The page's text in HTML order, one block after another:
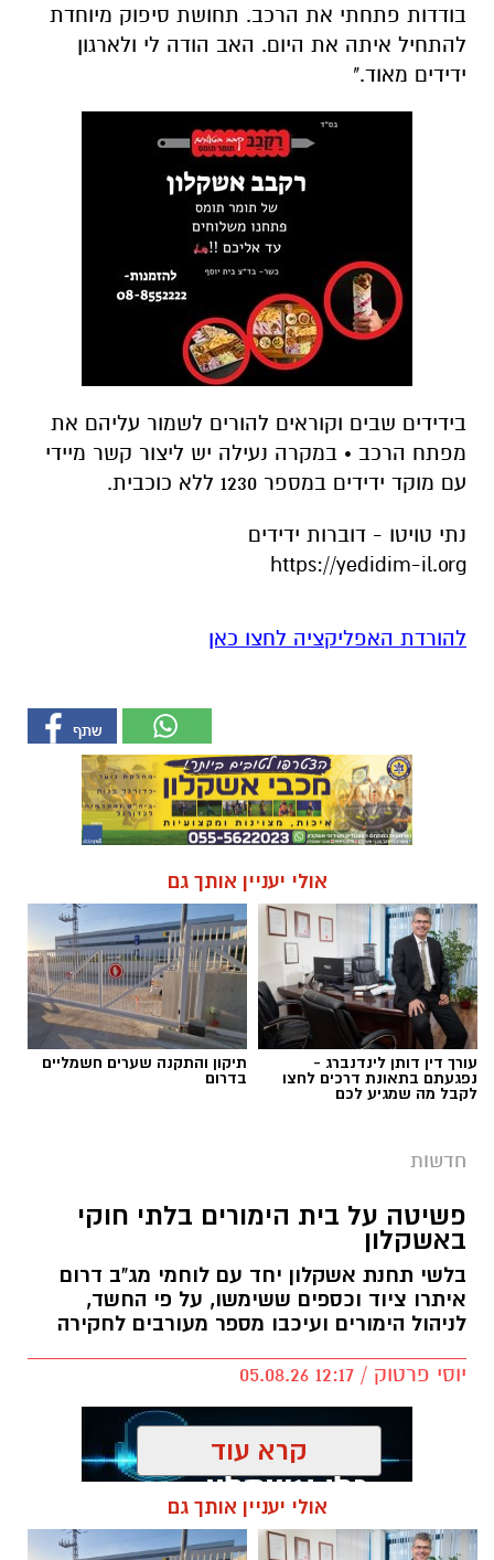
בודדות פתחתי את הרכב. תחושת סיפוק מיוחדת
להתחיל איתה את היום. האב הודה לי ולארגון
ידידים מאוד."
בידידים שבים וקוראים להורים לשמור עליהם את
מפתח הרכב • במקרה נעילה יש ליצור קשר מיידי
עם מוקד ידידים במספר 1230 ללא כוכבית.
נתי טויטו - דוברות ידידים
https://yedidim-il.org
להורדת האפליקציה לחצו כאן
אולי יעניין אותך גם
עורך דין דותן לינדנברג -
נפגעתם בתאונת דרכים לחצו
לקבל מה שמגיע לכם
תיקון והתקנה שערים חשמליים
בדרום
חדשות
פשיטה על בית הימורים בלתי חוקי
באשקלון
בלשי תחנת אשקלון יחד עם לוחמי מג"ב דרום
איתרו ציוד וכספים ששימשו, על פי החשד,
לניהול הימורים ועיכבו מספר מעורבים לחקירה
יוסי פרטוק / 12:17 05.08.26
תגים:פשיטה על בית הימורים
קרא עוד
אולי יעניין אותך גם